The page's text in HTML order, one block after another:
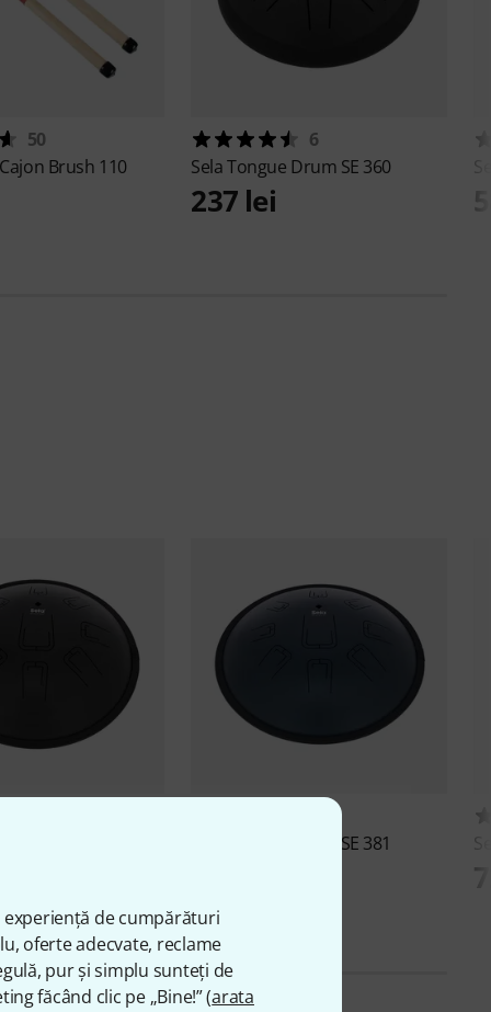
de cumpărături
oferte adecvate, reclame
pur și simplu sunteți de
făcând clic pe „Bine!” (arata
50
Brush 110
6
SelaTongue Drum SE 360
237 lei
Tongue Drum SE 381